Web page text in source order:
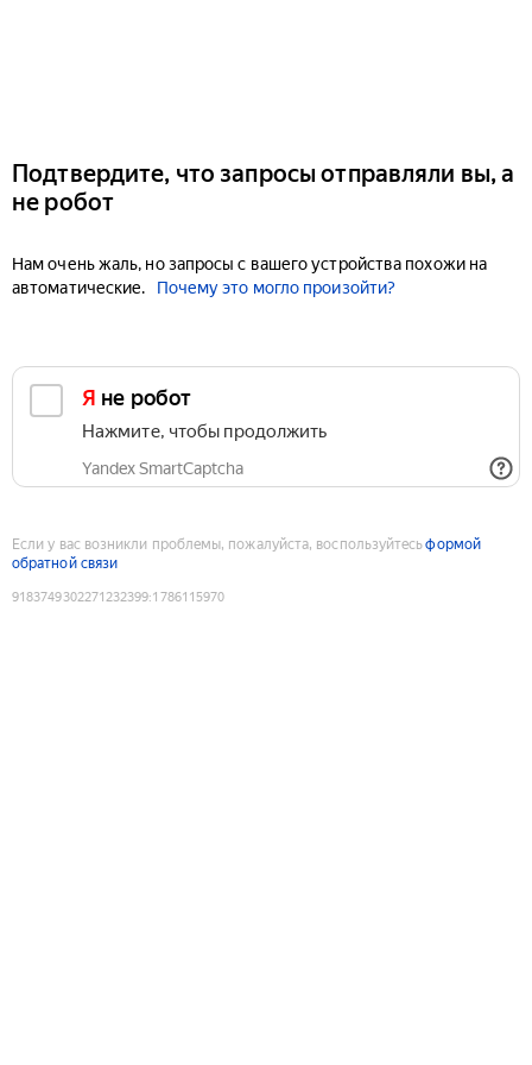
Подтвердите, что запросы отправляли вы, а
не робот
Нам очень жаль, но запросы с вашего устройства похожи на
автоматические.
Почему это могло произойти?
Я не робот
Нажмите, чтобы продолжить
Yandex SmartCaptcha
Если у вас возникли проблемы, пожалуйста, воспользуйтесьформой
обратной связи
9183749302271232399:1786115970